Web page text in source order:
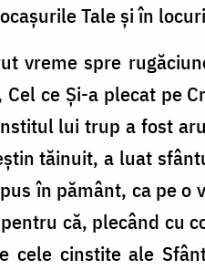
Tale și în
vreme spre
ce Și-a plecat pe
lui trup a fost
tăinuit, a luat
în pământ, ca pe o
că, plecând cu
cele cinstite ale